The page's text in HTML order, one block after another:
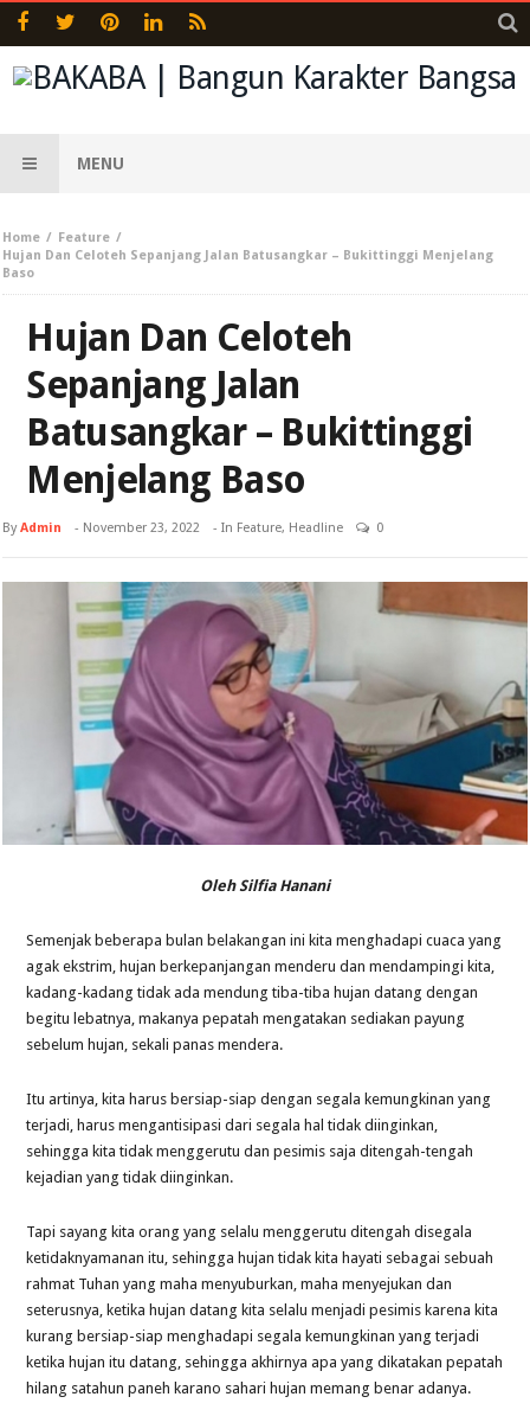
MENU
Home
Feature
Hujan Dan Celoteh Sepanjang Jalan Batusangkar – Bukittinggi Menjelang
Baso
Hujan Dan Celoteh
Sepanjang Jalan
Batusangkar – Bukittinggi
Menjelang Baso
ByAdmin - November 23, 2022 - In Feature, Headline 0
Oleh Silfia Hanani
Semenjak beberapa bulan belakangan ini kita menghadapi cuaca yang
agak ekstrim, hujan berkepanjangan menderu dan mendampingi kita,
kadang-kadang tidak ada mendung tiba-tiba hujan datang dengan
begitu lebatnya, makanya pepatah mengatakan sediakan payung
sebelum hujan, sekali panas mendera.
Itu artinya, kita harus bersiap-siap dengan segala kemungkinan yang
terjadi, harus mengantisipasi dari segala hal tidak diinginkan,
sehingga kita tidak menggerutu dan pesimis saja ditengah-tengah
kejadian yang tidak diinginkan.
Tapi sayang kita orang yang selalu menggerutu ditengah disegala
ketidaknyamanan itu, sehingga hujan tidak kita hayati sebagai sebuah
rahmat Tuhan yang maha menyuburkan, maha menyejukan dan
seterusnya, ketika hujan datang kita selalu menjadi pesimis karena kita
kurang bersiap-siap menghadapi segala kemungkinan yang terjadi
ketika hujan itu datang, sehingga akhirnya apa yang dikatakan pepatah
hilang satahun paneh karano sahari hujan memang benar adanya.